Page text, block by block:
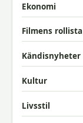
Ekonomi
Filmens rollista
Kändisnyheter
Kultur
Livsstil